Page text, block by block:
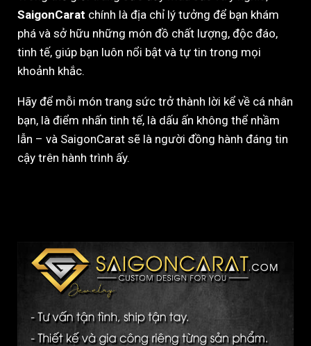
SaigonCarat chính là địa chỉ lý tưởng để bạn khám
phá và sở hữu những món đồ chất lượng, độc đáo,
tinh tế, giúp bạn luôn nổi bật và tự tin trong mọi
khoảnh khắc.
Hãy để mỗi món trang sức trở thành lời kể về cá nhân
bạn, là điểm nhấn tinh tế, là dấu ấn không thể nhầm
lẫn – và SaigonCarat sẽ là người đồng hành đáng tin
cậy trên hành trình ấy.